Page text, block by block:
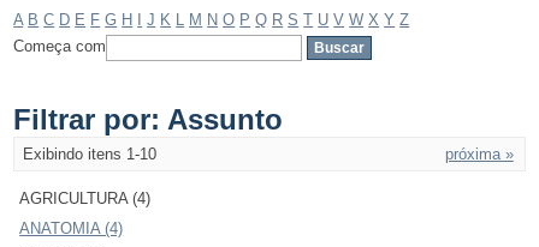
A B C D E F G H J K M N O P Q R S T U V W X Y Z
Começa com
Filtrar por: Assunto
Exibindo itens 1-10 próxima »
AGRICULTURA (4)
ANATOMIA (4)